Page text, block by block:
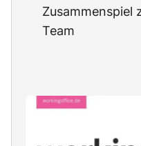
Zusammenspiel
Team